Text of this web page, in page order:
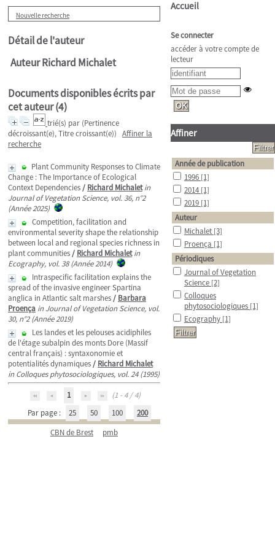
Nouvelle recherche
Détail de l'auteur
Auteur Richard Michalet
Documents disponibles écrits par
cet auteur (4)
trié(s) par (Pertinence
décroissant(e), Titre croissant(e)) Affiner la
recherche
Plant Community Responses to Climate
Change : The Importance of Ecological
Context Dependencies/ Richard Michalet in
Journal of Vegetation Science, vol. 36, n°2
(Année 2025)
Competition, facilitation and
environmental severity shape the relationship
between local and regional species richness in
plant communities/ Richard Michalet in
Ecography, vol. 38 (Année 2014)
Intraspecific facilitation explains the
spread of the invasive engineer Spartina
anglica in Atlantic salt marshes/ Barbara
Proença in Journal of Vegetation Science, vol.
30, n°2 (Année 2019)
Les landes et les pelouses acidiphiles
de l'étage subalpin des monts Dore (Massif
central français) : syntaxonomie et
potentialités dynamiques/ Richard Michalet
in Colloques phytosociologiques, vol. 24 (1995)
1
(1 - 4 / 4)
Par page :
25 50 100
200
CBN de Brest
pmb
Accueil
Se connecter
accéder à votre compte de
lecteur
Affiner
Année de publication
1996 [1]
2014 [1]
2019 [1]
Auteur
Michalet [3]
Proença [1]
Périodiques
Journal of Vegetation
Science [2]
Colloques
phytosociologiques [1]
Ecography [1]